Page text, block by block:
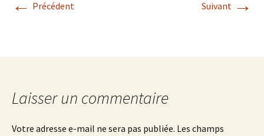
← Précédent Suivant →
Laisser un commentaire
Votre adresse e-mail ne sera pas publiée. Les champs